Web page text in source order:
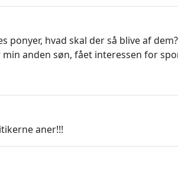
hvad skal der så blive af
anden søn, fået interessen for
aner!!!